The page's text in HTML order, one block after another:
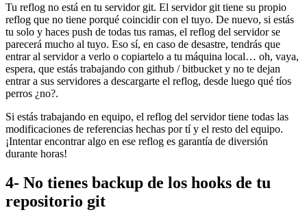
Tu reflog no está en tu servidor git. El servidor git tiene su propio
reflog que no tiene porqué coincidir con el tuyo. De nuevo, si estás
tu solo y haces push de todas tus ramas, el reflog del servidor se
parecerá mucho al tuyo. Eso sí, en caso de desastre, tendrás que
entrar al servidor a verlo o copiartelo a tu máquina local… oh, vaya,
espera, que estás trabajando con github / bitbucket y no te dejan
entrar a sus servidores a descargarte el reflog, desde luego qué tíos
perros ¿no?.
Si estás trabajando en equipo, el reflog del servidor tiene todas las
modificaciones de referencias hechas por tí y el resto del equipo.
¡Intentar encontrar algo en ese reflog es garantía de diversión
durante horas!
4- No tienes backup de los hooks de tu
repositorio git